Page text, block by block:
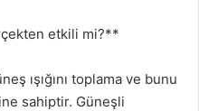
etkili mi?**
ışığını toplama ve bunu
sahiptir. Güneşli